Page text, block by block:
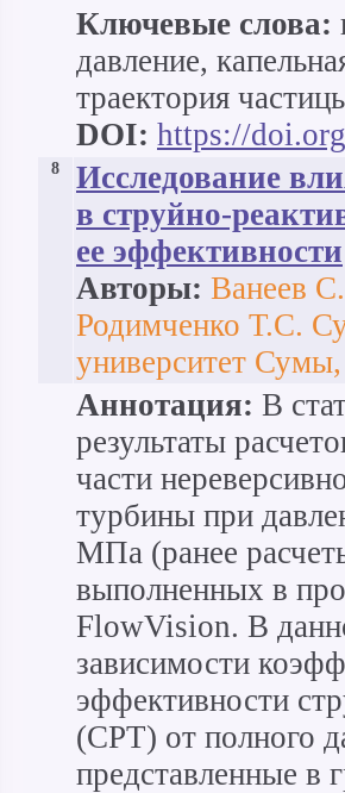
Ключевые слова:
давление,
траектория
DOI: https://
8
Исследование
в струйно-
ее эффективности
Авторы: Ванеев
Родимченко Т.С.
университет
Аннотация: В
результаты
части
турбины при
МПа (ранее
выполненных в
FlowVision. В
зависимости
эффективности
(СРТ) от полного
представленные в